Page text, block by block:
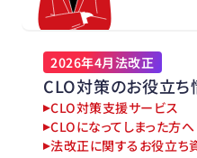
2026年4月法改正
CLO対策のお役立ち
CLO対策支援サービス
CLOになってしまった方へ
法改正に関するお役立ち